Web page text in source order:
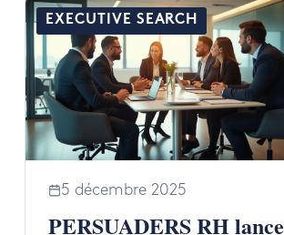
EXECUTIVE SEARCH
5 décembre 2025
PERSUADERS RH lance